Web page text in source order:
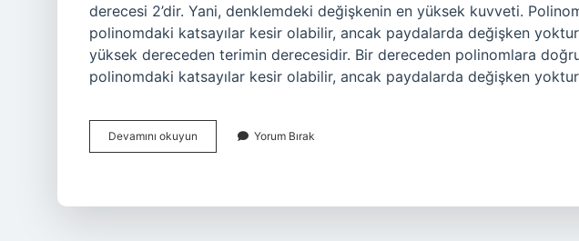
derecesi 2’dir. Yani, denklemdeki değişkenin en yüksek kuvveti.
polinomdaki katsayılar kesir olabilir, ancak paydalarda değişken
yüksek dereceden terimin derecesidir. Bir dereceden polinomlara
polinomdaki katsayılar kesir olabilir, ancak paydalarda değişken
Devamını okuyun Polinomun
Derecesi
Yorum Bırak